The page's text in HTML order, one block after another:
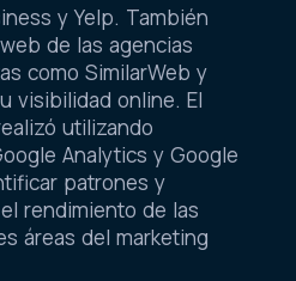
y Yelp. También
de las agencias
como SimilarWeb y
visibilidad online. El
utilizando
Analytics y Google
patrones y
rendimiento de las
áreas del marketing